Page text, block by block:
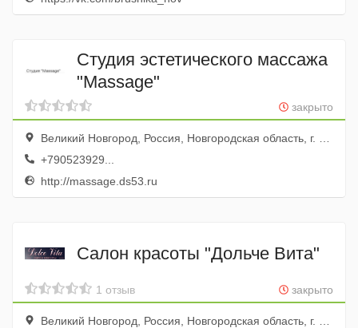
Студия эстетического массажа
"Massage"
закрыто
Великий Новгород, Россия, Новгородская область, г. Великий Новгород, ул. Людогоща, д. 3
+790523929...
http://massage.ds53.ru
Салон красоты "Дольче Вита"
закрыто
1 отзыв
Великий Новгород, Россия, Новгородская область, г. Великий Новгород, ул. Нехинская, д. 24, корп. 1